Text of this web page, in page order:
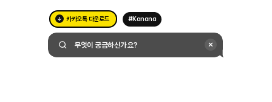
카카오톡 다운로드 #Kanana